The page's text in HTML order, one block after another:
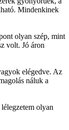
Mindenkinek
olyan szép, mint
volt. Jó áron
elégedve. Az
náluk a
olyan